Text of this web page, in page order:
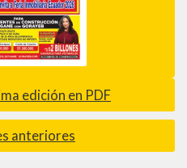
edición en PDF
anteriores